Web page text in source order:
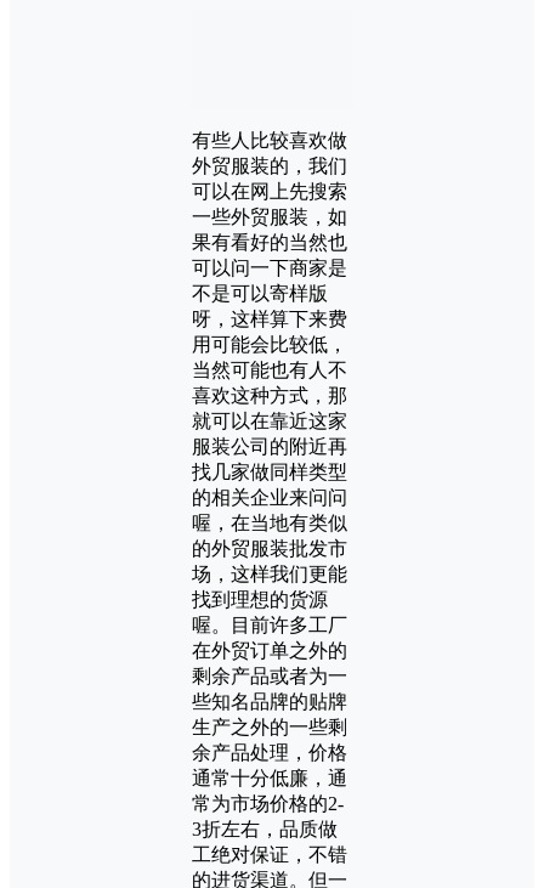
有些人比较喜欢做
外贸服装的，我们
可以在网上先搜索
一些外贸服装，如
果有看好的当然也
可以问一下商家是
不是可以寄样版
呀，这样算下来费
用可能会比较低，
当然可能也有人不
喜欢这种方式，那
就可以在靠近这家
服装公司的附近再
找几家做同样类型
的相关企业来问问
喔，在当地有类似
的外贸服装批发市
场，这样我们更能
找到理想的货源
喔。目前许多工厂
在外贸订单之外的
剩余产品或者为一
些知名品牌的贴牌
生产之外的一些剩
余产品处理，价格
通常十分低廉，通
常为市场价格的2-
3折左右，品质做
工绝对保证，不错
的进货渠道。但一